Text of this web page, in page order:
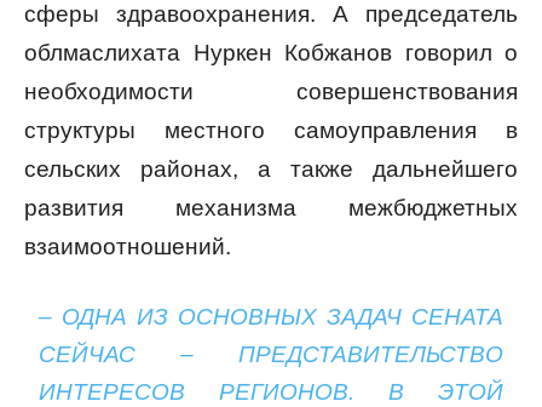
сферы здравоохранения. А председатель
облмаслихата Нуркен Кобжанов говорил о
необходимости совершенствования
структуры местного самоуправления в
сельских районах, а также дальнейшего
развития механизма межбюджетных
взаимоотношений.
– ОДНА ИЗ ОСНОВНЫХ ЗАДАЧ СЕНАТА
СЕЙЧАС – ПРЕДСТАВИТЕЛЬСТВО
ИНТЕРЕСОВ РЕГИОНОВ. В ЭТОЙ